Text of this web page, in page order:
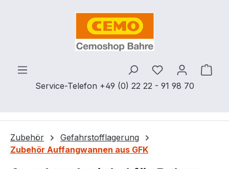
Zum Hauptinhalt springen
Service-Telefon +49 (0) 22 22 - 91 98 70
Du hast 0
Zubehör
Gefahrstofflagerung
Zubehör Auffangwannen aus GFK